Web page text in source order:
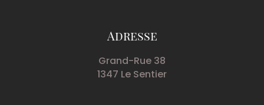
Adresse
Grand-Rue 38
1347 Le Sentier